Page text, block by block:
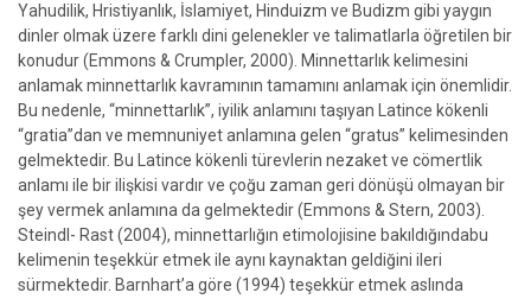
Yahudilik, Hristiyanlık, İslamiyet, Hinduizm ve Budizm gibi yaygın
dinler olmak üzere farklı dini gelenekler ve talimatlarla öğretilen bir
konudur (Emmons & Crumpler, 2000). Minnettarlık kelimesini
anlamak minnettarlık kavramının tamamını anlamak için önemlidir.
Bu nedenle, “minnettarlık”, iyilik anlamını taşıyan Latince kökenli
“gratia”dan ve memnuniyet anlamına gelen “gratus” kelimesinden
gelmektedir. Bu Latince kökenli türevlerin nezaket ve cömertlik
anlamı ile bir ilişkisi vardır ve çoğu zaman geri dönüşü olmayan bir
şey vermek anlamına da gelmektedir (Emmons & Stern, 2003).
Steindl- Rast (2004), minnettarlığın etimolojisine bakıldığındabu
kelimenin teşekkür etmek ile aynı kaynaktan geldiğini ileri
sürmektedir. Barnhart’a göre (1994) teşekkür etmek aslında